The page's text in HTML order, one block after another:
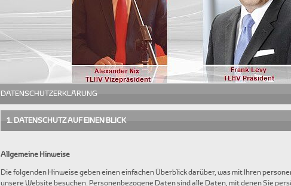
DATENSCHUTZERKLÄRUNG
1. DATENSCHUTZ AUF EINEN BLICK
Allgemeine Hinweise
Die folgenden Hinweise geben einen einfachen Überblick darüber, was mit Ihren
unsere Website besuchen. Personenbezogene Daten sind alle Daten, mit denen Sie